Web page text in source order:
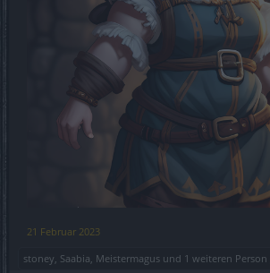
21 Februar 2023
stoney Saabia Meistermagus und 1 weiteren Person